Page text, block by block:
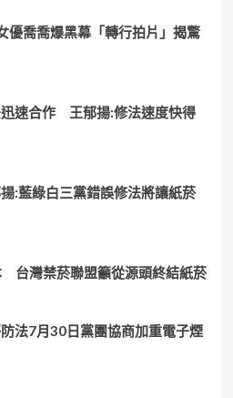
優喬喬爆黑幕「轉行拍片」揭驚
速合作 王郁揚:修法速度快得
:藍綠白三黨錯誤修法將讓紙菸
台灣禁菸聯盟籲從源頭終結紙菸
法7月30日黨團協商加重電子煙